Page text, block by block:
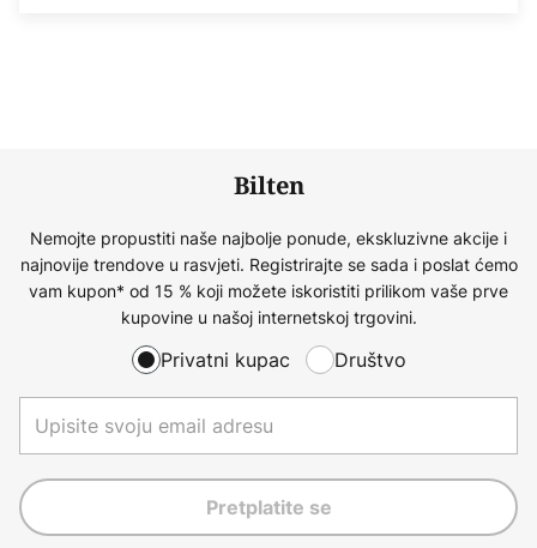
Bilten
Nemojte propustiti naše najbolje ponude, ekskluzivne akcije i
najnovije trendove u rasvjeti. Registrirajte se sada i poslat ćemo
vam kupon* od 15 % koji možete iskoristiti prilikom vaše prve
kupovine u našoj internetskoj trgovini.
Privatni kupac Društvo
Pretplatite se